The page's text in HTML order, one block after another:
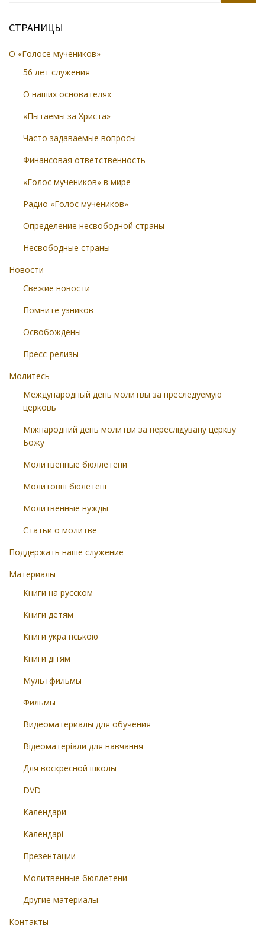
СТРАНИЦЫ
О «Голосе мучеников»
56 лет служения
О наших основателях
«Пытаемы за Христа»
Часто задаваемые вопросы
Финансовая ответственность
«Голос мучеников» в мире
Радио «Голос мучеников»
Определение несвободной страны
Несвободные страны
Новости
Свежие новости
Помните узников
Освобождены
Пресс-релизы
Молитесь
Международный день молитвы за преследуемую
церковь
Міжнародний день молитви за переслідувану церкву
Божу
Молитвенные бюллетени
Молитовні бюлетені
Молитвенные нужды
Статьи о молитве
Поддержать наше служение
Материалы
Книги на русском
Книги детям
Книги українською
Книги дітям
Мультфильмы
Фильмы
Видеоматериалы для обучения
Відеоматеріали для навчання
Для воскресной школы
DVD
Календари
Календарі
Презентации
Молитвенные бюллетени
Другие материалы
Контакты